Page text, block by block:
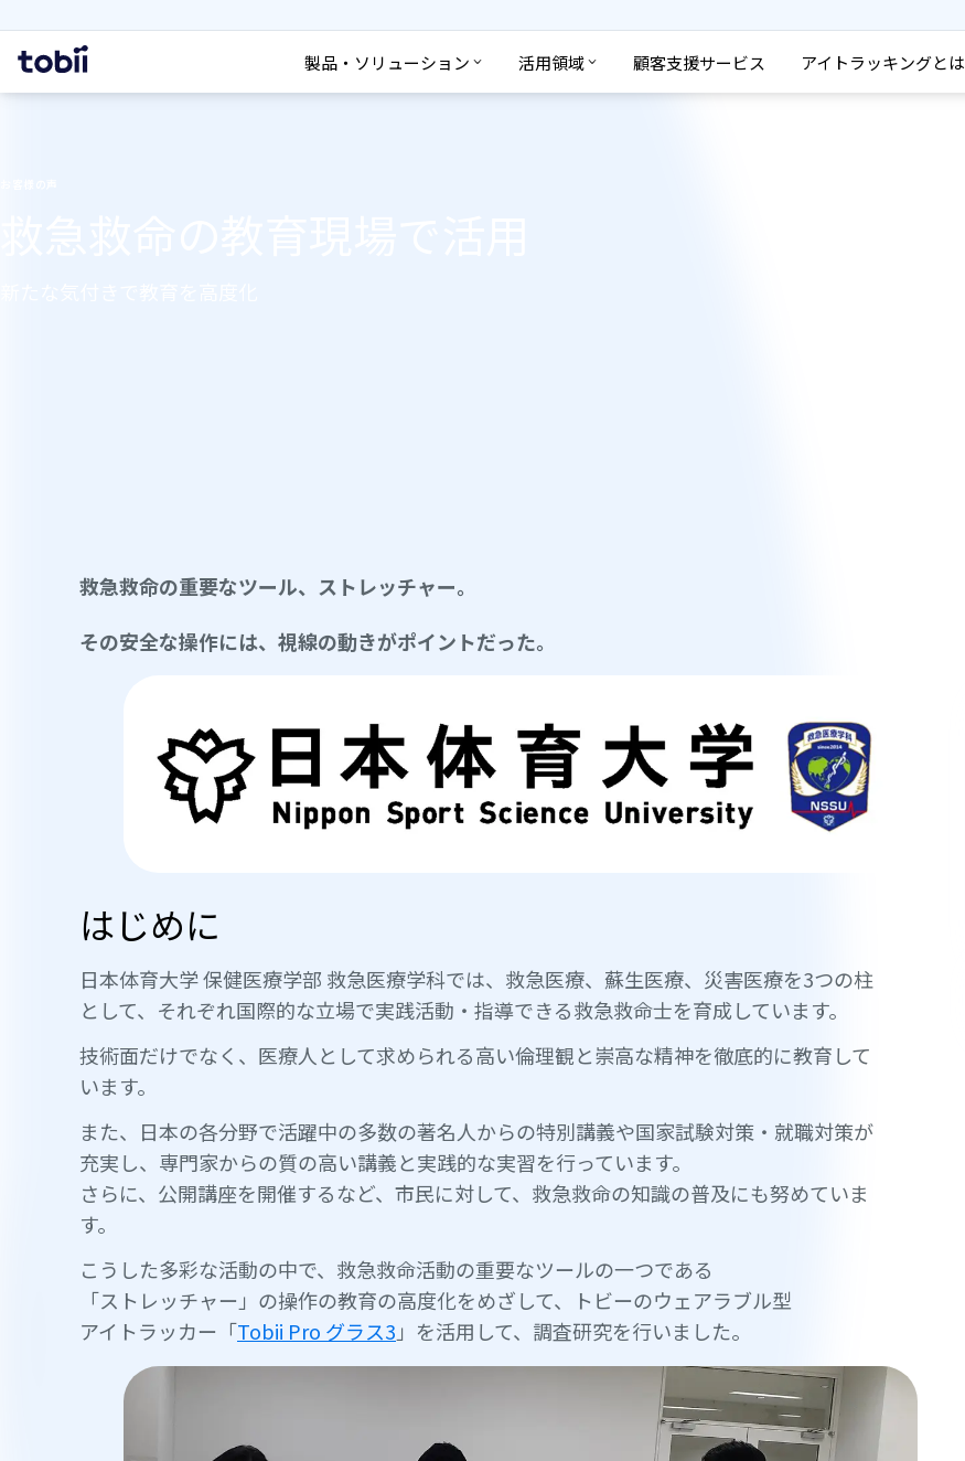
ホ
ー
製品・ソリューション 活用領域 顧客支援サービス アイトラッキングとは
検索
救急救命の重要なツール、ストレッチャー。
その安全な操作には、視線の動きがポイントだった。
はじめに
日本体育大学 保健医療学部 救急医療学科では、救急医療、蘇生医療、災害医療を3つの柱
として、それぞれ国際的な立場で実践活動・指導できる救急救命士を育成しています。
技術面だけでなく、医療人として求められる高い倫理観と崇高な精神を徹底的に教育して
います。
また、日本の各分野で活躍中の多数の著名人からの特別講義や国家試験対策・就職対策が
充実し、専門家からの質の高い講義と実践的な実習を行っています。
さらに、公開講座を開催するなど、市民に対して、救急救命の知識の普及にも努めていま
す。
こうした多彩な活動の中で、救急救命活動の重要なツールの一つである
「ストレッチャー」の操作の教育の高度化をめざして、トビーのウェアラブル型
アイトラッカー「Tobii Pro グラス3」を活用して、調査研究を行いました。